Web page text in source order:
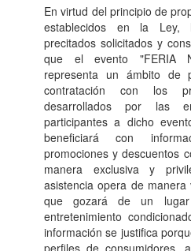
En virtud del principio de
establecidos en la Ley,
precitados solicitados y
que el evento "FERIA
representa un ámbito de
contratación con los
desarrollados por las
participantes a dicho
beneficiará con
promociones y descuentos
manera exclusiva y
asistencia opera de manera
que gozará de un
entretenimiento
información se justifica